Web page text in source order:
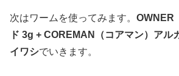
次はワームを使ってみます。 OWNER
ド 3g + COREMAN（コアマン）アル
イワシでいきます。